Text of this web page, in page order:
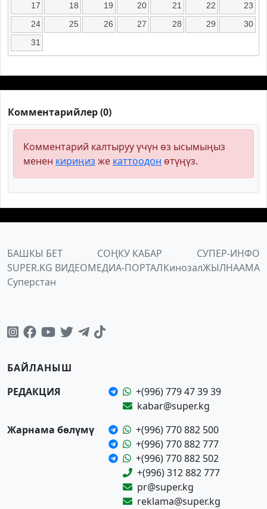
17
18 19 20 21 22
23
24
25 26 27 28 29
30
31
Комментарийлер (0)
Комментарий калтыруу үчүн өз ысымыңыз
менен кириңиз же каттоодон өтүңүз.
БАШКЫ БЕТ СОҢКУ КАБАР
СУПЕР-ИНФО
SUPER.KG ВИДЕОМЕДИА-ПОРТАЛКинозалЖЫЛНААМА
Суперстан
БАЙЛАНЫШ
РЕДАКЦИЯ
+(996) 779 47 39 39
kabar@super.kg
Жарнама бөлүмү
+(996) 770 882 500
+(996) 770 882 777
+(996) 770 882 502
+(996) 312 882 777
pr@super.kg
reklama@super.kg